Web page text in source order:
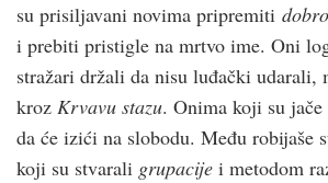
su prisiljavani novima pripremiti
i prebiti pristigle na mrtvo ime. Oni
stražari držali da nisu luđački udarali,
kroz Krvavu stazu. Onima koji su
da će izići na slobodu. Među robijaše
koji su stvarali grupacije i metodom